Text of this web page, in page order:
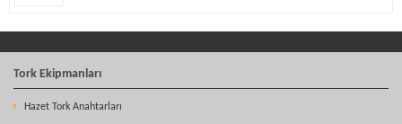
Tork Ekipmanları
Hazet Tork Anahtarları